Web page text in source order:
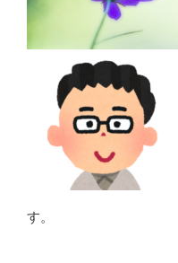
す。